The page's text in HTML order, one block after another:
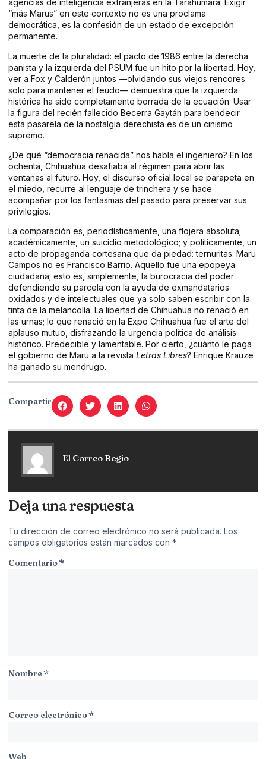
agencias de inteligencia extranjeras en la Tarahumara. Exigir
“más Marus” en este contexto no es una proclama
democrática, es la confesión de un estado de excepción
permanente.
La muerte de la pluralidad: el pacto de 1986 entre la derecha
panista y la izquierda del PSUM fue un hito por la libertad. Hoy,
ver a Fox y Calderón juntos —olvidando sus viejos rencores
solo para mantener el feudo— demuestra que la izquierda
histórica ha sido completamente borrada de la ecuación. Usar
la figura del recién fallecido Becerra Gaytán para bendecir
esta pasarela de la nostalgia derechista es de un cinismo
supremo.
¿De qué “democracia renacida” nos habla el ingeniero? En los
ochenta, Chihuahua desafiaba al régimen para abrir las
ventanas al futuro. Hoy, el discurso oficial local se parapeta en
el miedo, recurre al lenguaje de trinchera y se hace
acompañar por los fantasmas del pasado para preservar sus
privilegios.
La comparación es, periodísticamente, una flojera absoluta;
académicamente, un suicidio metodológico; y políticamente, un
acto de propaganda cortesana que da piedad: ternuritas. Maru
Campos no es Francisco Barrio. Aquello fue una epopeya
ciudadana; esto es, simplemente, la burocracia del poder
defendiendo su parcela con la ayuda de exmandatarios
oxidados y de intelectuales que ya solo saben escribir con la
tinta de la melancolía. La libertad de Chihuahua no renació en
las urnas; lo que renació en la Expo Chihuahua fue el arte del
aplauso mutuo, disfrazando la urgencia política de análisis
histórico. Predecible y lamentable. Por cierto, ¿cuánto le paga
el gobierno de Maru a la revista Letras Libres? Enrique Krauze
ha ganado su mendrugo.
Compartir
El Correo Regio
Deja una respuesta
Tu dirección de correo electrónico no será publicada. Los
campos obligatorios están marcados con *
Comentario*
Nombre*
Correo electrónico*
Web